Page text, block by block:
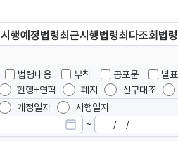
시행예정법령최근시행법령최다조회 법령
법령내용 부칙 공포문
별
현행+연혁 폐지
신구대조
개정일자
시행일자
~